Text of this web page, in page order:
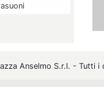
Anselmo S.r.l. - Tutti